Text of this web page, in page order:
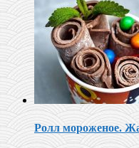
Ролл мороженое‬.